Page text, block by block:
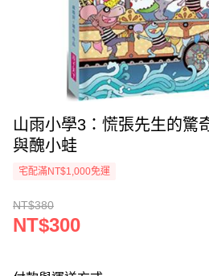
山雨小學3：慌張先生的驚
與醜小蛙
宅配滿NT$1,000免運
NT$380
NT$300